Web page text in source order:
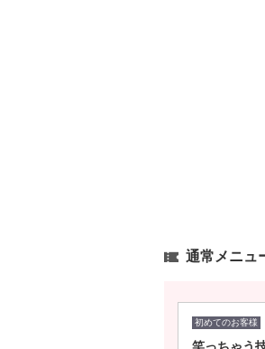
通常メニュ
初めてのお客様